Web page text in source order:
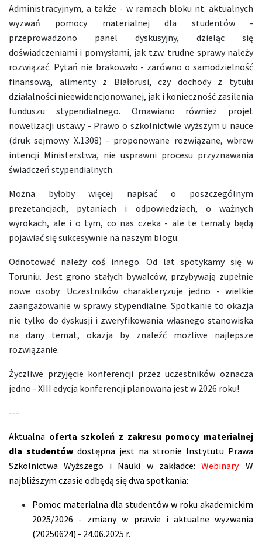
Administracyjnym, a także - w ramach bloku nt. aktualnych
wyzwań pomocy materialnej dla studentów -
przeprowadzono panel dyskusyjny, dzieląc się
doświadczeniami i pomysłami, jak tzw. trudne sprawy należy
rozwiązać. Pytań nie brakowało - zarówno o samodzielność
finansową, alimenty z Białorusi, czy dochody z tytułu
działalności nieewidencjonowanej, jak i konieczność zasilenia
funduszu stypendialnego. Omawiano również projet
nowelizacji ustawy - Prawo o szkolnictwie wyższym u nauce
(druk sejmowy X.1308) - proponowane rozwiązane, wbrew
intencji Ministerstwa, nie usprawni procesu przyznawania
świadczeń stypendialnych.
Można byłoby więcej napisać o poszczególnym
prezetancjach, pytaniach i odpowiedziach, o ważnych
wyrokach, ale i o tym, co nas czeka - ale te tematy będą
pojawiać się sukcesywnie na naszym blogu.
Odnotować należy coś innego. Od lat spotykamy się w
Toruniu. Jest grono stałych bywalców, przybywają zupełnie
nowe osoby. Uczestników charakteryzuje jedno - wielkie
zaangażowanie w sprawy stypendialne. Spotkanie to okazja
nie tylko do dyskusji i zweryfikowania własnego stanowiska
na dany temat, okazja by znaleźć możliwe najlepsze
rozwiązanie.
Życzliwe przyjęcie konferencji przez uczestników oznacza
jedno - XIII edycja konferencji planowana jest w 2026 roku!
---
Aktualna oferta szkoleń z zakresu pomocy materialnej
dla studentów dostępna jest na stronie Instytutu Prawa
Szkolnictwa Wyższego i Nauki w zakładce: Webinary. W
najbliższym czasie odbędą się dwa spotkania:
Pomoc materialna dla studentów w roku akademickim
2025/2026 - zmiany w prawie i aktualne wyzwania
(20250624) - 24.06.2025 r.